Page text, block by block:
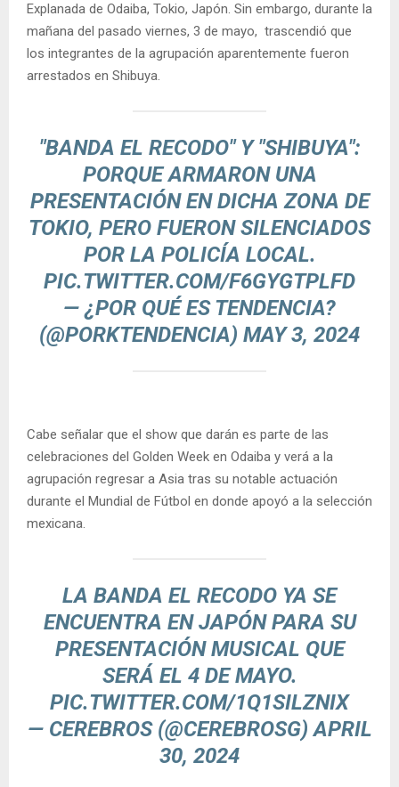
Explanada de Odaiba, Tokio, Japón. Sin embargo, durante la
mañana del pasado viernes, 3 de mayo, trascendió que
los integrantes de la agrupación aparentemente fueron
arrestados en Shibuya.
"BANDA EL RECODO" Y "SHIBUYA":
PORQUE ARMARON UNA
PRESENTACIÓN EN DICHA ZONA DE
TOKIO, PERO FUERON SILENCIADOS
POR LA POLICÍA LOCAL.
PIC.TWITTER.COM/F6GYGTPLFD
— ¿POR QUÉ ES TENDENCIA?
(@PORKTENDENCIA) MAY 3, 2024
Cabe señalar que el show que darán es parte de las
celebraciones del Golden Week en Odaiba y verá a la
agrupación regresar a Asia tras su notable actuación
durante el Mundial de Fútbol en donde apoyó a la selección
mexicana.
LA BANDA EL RECODO YA SE
ENCUENTRA EN JAPÓN PARA SU
PRESENTACIÓN MUSICAL QUE
SERÁ EL 4 DE MAYO.
PIC.TWITTER.COM/1Q1SILZNIX
— CEREBROS (@CEREBROSG)APRIL
30, 2024